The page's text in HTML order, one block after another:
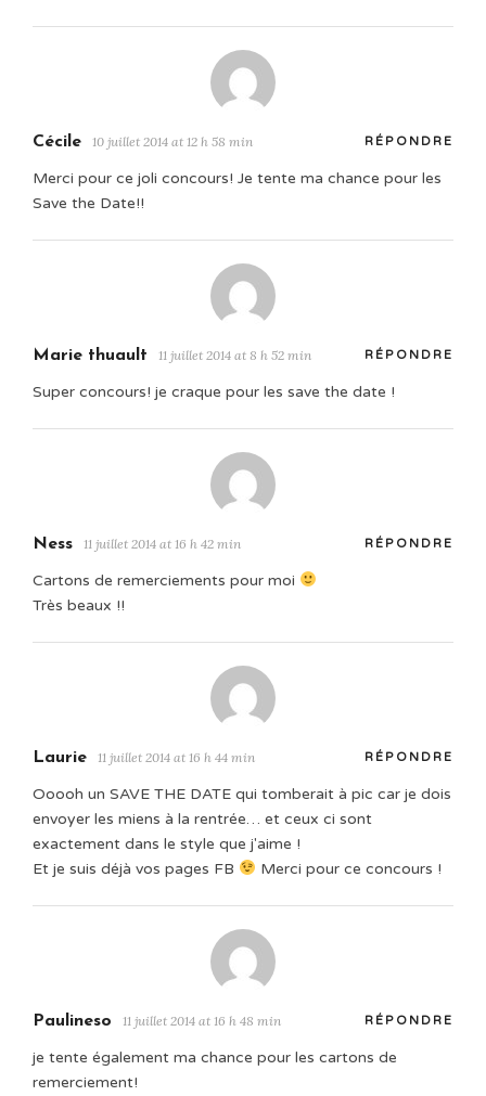
Cécile 10 juillet 2014 at 12 h 58 min RÉPONDRE
Merci pour ce joli concours! Je tente ma chance pour les
Save the Date!!
Marie thuault 11 juillet 2014 at 8 h 52 min RÉPONDRE
Super concours! je craque pour les save the date !
Ness 11 juillet 2014 at 16 h 42 min RÉPONDRE
Cartons de remerciements pour moi
Très beaux !!
Laurie 11 juillet 2014 at 16 h 44 min RÉPONDRE
Ooooh un SAVE THE DATE qui tomberait à pic car je dois
envoyer les miens à la rentrée… et ceux ci sont
exactement dans le style que j'aime !
Et je suis déjà vos pages FB
Merci pour ce concours !
Paulineso 11 juillet 2014 at 16 h 48 min RÉPONDRE
je tente également ma chance pour les cartons de
remerciement!